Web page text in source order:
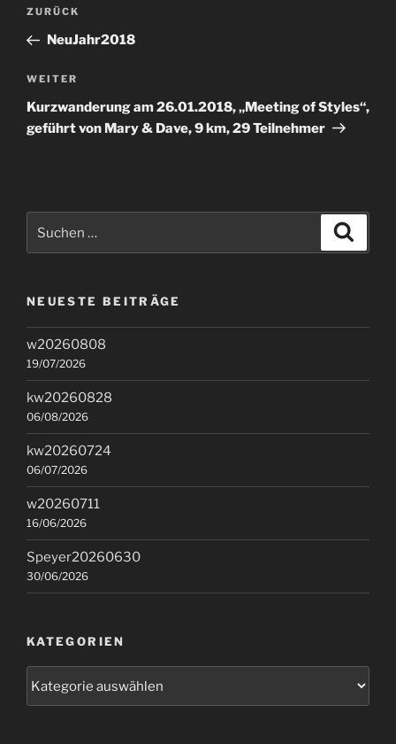
Vorheriger
Beitrag
ZURÜCK
NeuJahr2018
Nächster
Beitrag
WEITER
Kurzwanderung am 26.01.2018, „Meeting of Styles“,
geführt von Mary & Dave, 9 km, 29 Teilnehmer
nach:
NEUESTE BEITRÄGE
w20260808
19/07/2026
kw20260828
06/08/2026
kw20260724
06/07/2026
w20260711
16/06/2026
Speyer20260630
30/06/2026
KATEGORIEN